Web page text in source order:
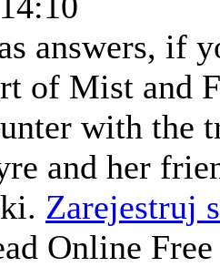
answers, if
of Mist and
with the
and her
Zarejestruj
Online Free